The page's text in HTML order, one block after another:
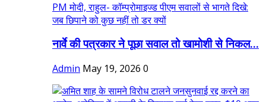
नार्वे की पत्रकार ने पूछा सवाल तो खामोशी से निकल...
Admin May 19, 2026 0